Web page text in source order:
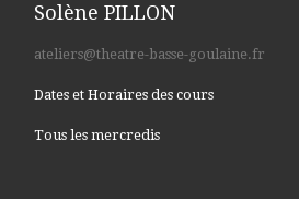
Solène PILLON
ateliers@theatre-basse-goulaine.fr
Dates et Horaires des cours
Tous les mercredis